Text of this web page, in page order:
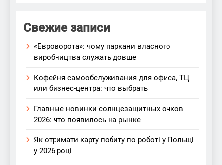
Свежие записи
«Евроворота»: чому паркани власного
виробництва служать довше
Кофейня самообслуживания для офиса, ТЦ
или бизнес-центра: что выбрать
Главные новинки солнцезащитных очков
2026: что появилось на рынке
Як отримати карту побиту по роботі у Польщі
у 2026 році